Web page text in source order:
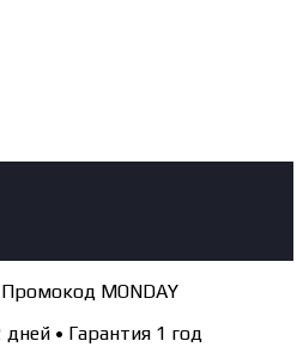
MONDAY
дней • Гарантия 1 год